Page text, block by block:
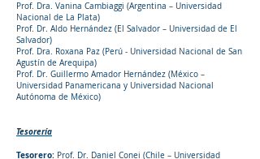
Prof. Dra. Vanina Cambiaggi (Argentina – Universidad
Nacional de La Plata)
Prof. Dr. Aldo Hernández (El Salvador – Universidad de El
Salvador)
Prof. Dra. Roxana Paz (Perú - Universidad Nacional de San
Agustín de Arequipa)
Prof. Dr. Guillermo Amador Hernández (México –
Universidad Panamericana y Universidad Nacional
Autónoma de México)
Tesorería
Tesorero: Prof. Dr. Daniel Conei (Chile – Universidad